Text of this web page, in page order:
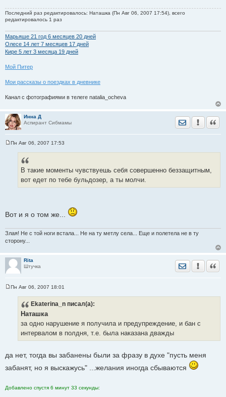
Последний раз редактировалось: Наташка (Пн Авг 06, 2007 17:54), всего
редактировалось 1 раз
Марьяше 21 год 6 месяцев 20 дней
Олесе 14 лет 7 месяцев 17 дней
Кире 5 лет 3 месяца 19 дней
Мой Питер
Мои рассказы о поездках в дневнике
Канал с фотографиями в телеге natalia_ocheva
Инна Д
Аспирант Сибмамы
Отправить
Пн Авг 06, 2007 17:53
В такие моменты чувствуешь себя совершенно беззащитным,
вот едет по тебе бульдозер, а ты молчи.
Вот и я о том же...
Злая! Не с той ноги встала... Не на ту метлу села... Еще и полетела не в ту
сторону...
Rita
Штучка
Отправить
Пн Авг 06, 2007 18:01
Ekaterina_n писал(а):
Наташка
за одно нарушение я получила и предупреждение, и бан с
интервалом в полдня, т.е. была наказана дважды
да нет, тогда вы забанены были за фразу в духе "пусть меня
забанят, но я выскажусь" ...желания иногда сбываются
Добавлено спустя 6 минут 33 секунды: